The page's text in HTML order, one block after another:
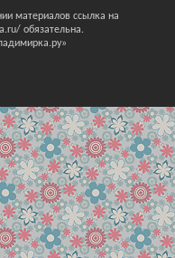
материалов ссылка на
обязательна.